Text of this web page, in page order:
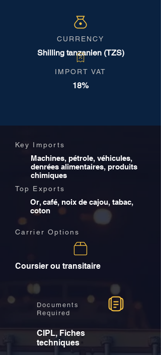
CURRENCY
Shilling tanzanien (TZS)
IMPORT VAT
18%
Key Imports
Machines, pétrole, véhicules,
denrées alimentaires, produits
chimiques
Top Exports
Or, café, noix de cajou, tabac,
coton
Carrier Options
Coursier ou transitaire
Documents
Required
CIPL, Fiches
techniques